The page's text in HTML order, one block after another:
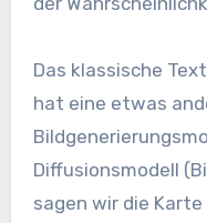
Das klassische
hat eine etwas
Diffusionsmodell
sagen wir die